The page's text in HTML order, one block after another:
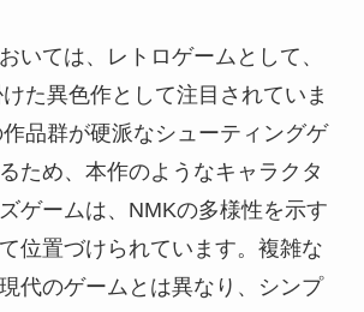
いては、レトロゲームとして、
た異色作として注目されていま
品群が硬派なシューティングゲ
ため、本作のようなキャラクタ
ゲームは、NMKの多様性を示す
位置づけられています。複雑な
代のゲームとは異なり、シンプ